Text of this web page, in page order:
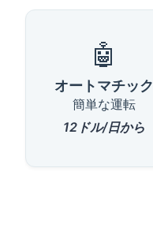
🤖
オートマチック
簡単な運転
12ドル/日から